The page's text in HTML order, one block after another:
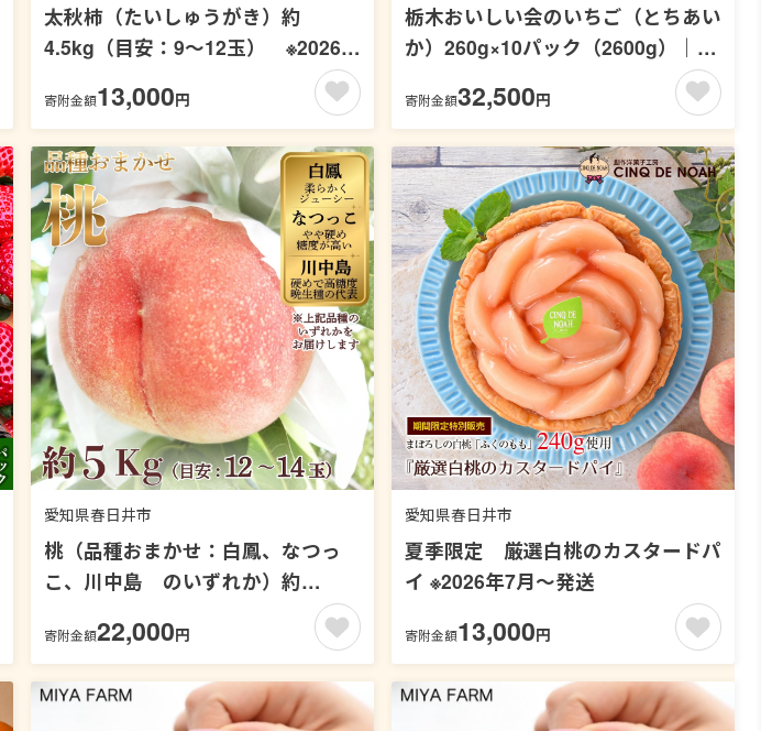
太秋柿（たいしゅうがき）約
4.5kg（目安：9～12玉） ※2026年
寄附金額13,000円
栃木おいしい会のいちご（とちあい
か）260g×10パック（2600g）｜栃
木県共通返礼品 栃木県産 ※2027年1
月～発送
寄附金額32,500円
愛知県春日井市
桃（品種おまかせ：白鳳、なつっ
こ、川中島 のいずれか）約
5kg（目安：12～14玉） ※2026年7
月～発送
寄附金額22,000円
愛知県春日井市
夏季限定 厳選白桃のカスタードパ
イ ※2026年7月～発送
寄附金額13,000円